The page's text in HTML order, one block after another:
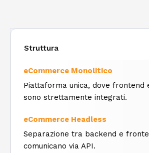
Struttura
Piattaforma unica, dove frontend
sono strettamente integrati.
Separazione tra backend e
comunicano via API.